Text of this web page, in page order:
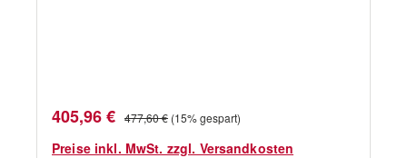
Verkaufspreis:
405,96 € Regulärer Preis:
477,60 € (15% gespart)
Preise inkl. MwSt. zzgl. Versandkosten